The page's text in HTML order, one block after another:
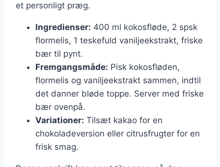
et personligt præg.
Ingredienser: 400 ml kokosfløde, 2 spsk
flormelis, 1 teskefuld vaniljeekstrakt, friske
bær til pynt.
Fremgangsmåde: Pisk kokosfløden,
flormelis og vaniljeekstrakt sammen, indtil
det danner bløde toppe. Server med friske
bær ovenpå.
Variationer: Tilsæt kakao for en
chokoladeversion eller citrusfrugter for en
frisk smag.